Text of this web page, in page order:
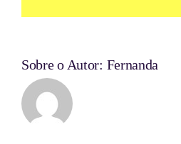
Sobre o Autor: Fernanda